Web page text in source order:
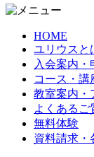
HOME
ユリウスと
入会案内・
コース・講
教室案内・
よくあるご
無料体験
資料請求・